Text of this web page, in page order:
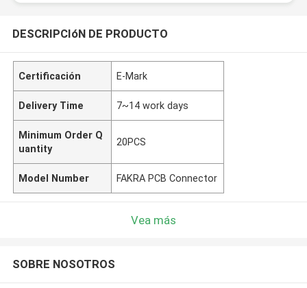
DESCRIPCIóN DE PRODUCTO
Certificación E-Mark
Delivery Time 7~14 work days
Minimum Order Q
uantity
20PCS
Model Number FAKRA PCB Connector
Vea más
SOBRE NOSOTROS